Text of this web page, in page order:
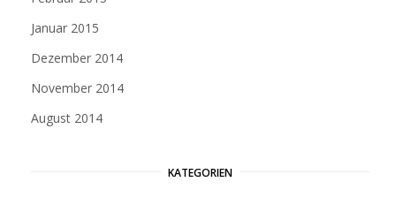
Januar 2015
Dezember 2014
November 2014
August 2014
KATEGORIEN